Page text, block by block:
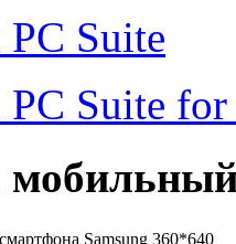
Suite
Suite